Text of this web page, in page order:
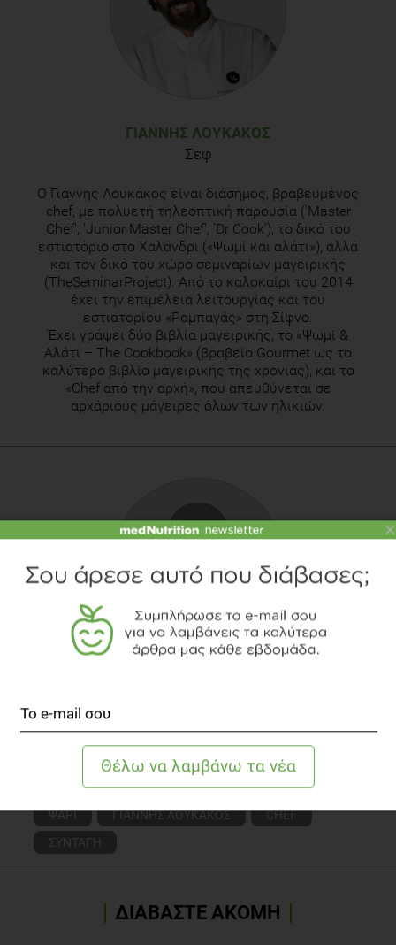
ΓΙΆΝΝΗΣ ΛΟΥΚΆΚΟΣ
Σεφ
O Γιάννης Λουκάκος είναι διάσημος, βραβευμένος
chef, με πολυετή τηλεοπτική παρουσία ('Master
Chef', 'Junior Master Chef', 'Dr Cook'), το δικό του
εστιατόριο στο Χαλάνδρι («Ψωμί και αλάτι»), αλλά
και τον δικό του χώρο σεμιναρίων μαγειρικής
(TheSeminarProject). Από το καλοκαίρι του 2014
έχει την επιμέλεια λειτουργίας και του
εστιατορίου «Ραμπαγάς» στη Σίφνο.
Έχει γράψει δύο βιβλία μαγειρικής, το «Ψωμί &
Αλάτι – Τhe Cookbook» (βραβείο Gourmet ως το
καλύτερο βιβλίο μαγειρικής της χρονιάς), και το
«Chef από την αρχή», που απευθύνεται σε
αρχάριους μάγειρες όλων των ηλικιών.
Κλινική Διαιτολόγος - Διατροφολόγος, M.Sc.
ΨΑΡΙ ΓΙΑΝΝΗΣ ΛΟΥΚΑΚΟΣ
CHEF
ΣΥΝΤΑΓΗ
ΔΙΑΒΑΣΤΕ ΑΚΟΜΗ
×